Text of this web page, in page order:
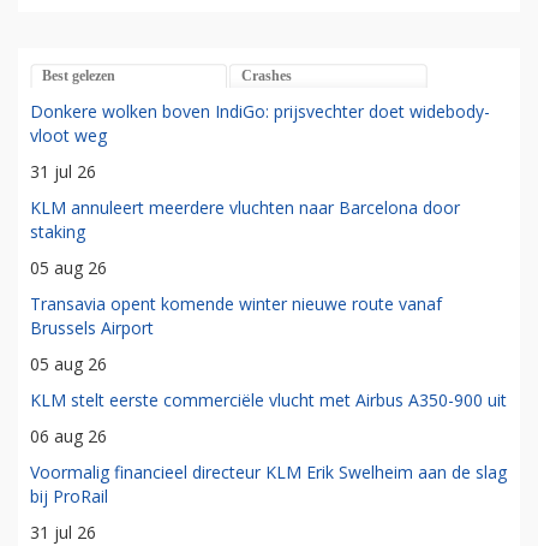
Best gelezen Crashes
Donkere wolken boven IndiGo: prijsvechter doet widebody-
vloot weg
31 jul 26
KLM annuleert meerdere vluchten naar Barcelona door
staking
05 aug 26
Transavia opent komende winter nieuwe route vanaf
Brussels Airport
05 aug 26
KLM stelt eerste commerciële vlucht met Airbus A350-900 uit
06 aug 26
Voormalig financieel directeur KLM Erik Swelheim aan de slag
bij ProRail
31 jul 26